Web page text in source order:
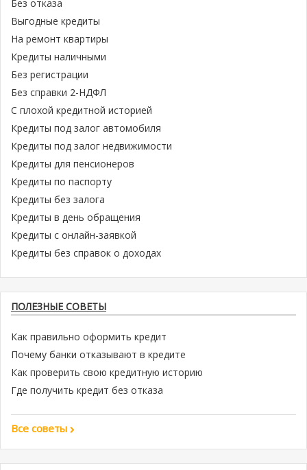
Без отказа
Выгодные кредиты
На ремонт квартиры
Кредиты наличными
Без регистрации
Без справки 2-НДФЛ
С плохой кредитной историей
Кредиты под залог автомобиля
Кредиты под залог недвижимости
Кредиты для пенсионеров
Кредиты по паспорту
Кредиты без залога
Кредиты в день обращения
Кредиты с онлайн-заявкой
Кредиты без справок о доходах
ПОЛЕЗНЫЕ СОВЕТЫ
Как правильно оформить кредит
Почему банки отказывают в кредите
Как проверить свою кредитную историю
Где получить кредит без отказа
Все советы